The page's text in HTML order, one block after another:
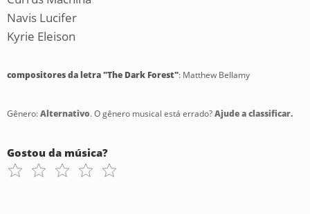
Navis Lucifer
Kyrie Eleison
compositores da letra "The Dark Forest": Matthew Bellamy
Gênero:Alternativo. O gênero musical está errado?Ajude a classificar.
Gostou da música?